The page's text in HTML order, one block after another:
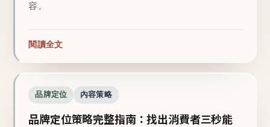
容。
閱讀全文
品牌定位 內容策略
品牌定位策略完整指南：找出消費者三秒能